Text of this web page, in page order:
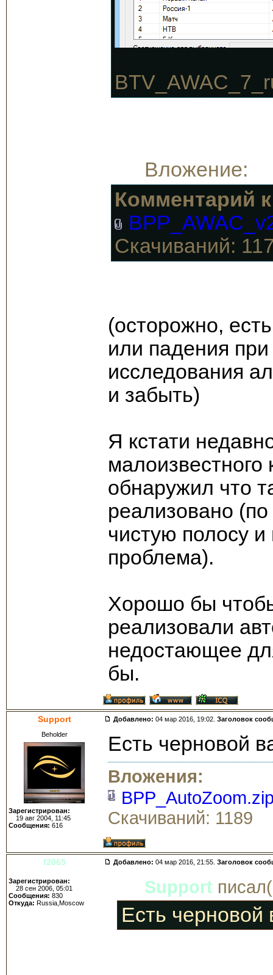
Вложение:
Комментарий
Скачиваний:
(осторожно,
или падения
исследования
и забыть)
Я кстати
обнаружил что
реализовано
чистую полосу и
проблема).
Хорошо бы
реализовали
недостающее
бы.
Support Добавлено: 04 мар 2016, 19:02. Заголовок
Beholder
Зарегистрирован:
19 авг 2004, 11:45
Сообщения: 616
Есть черновой
Вложения:
Скачиваний: 1189
f2065 Добавлено: 04 мар 2016, 21:55. Заголовок
Зарегистрирован:
28 сен 2006, 05:01
Сообщения: 830
Откуда: Russia,Moscow
Support
Есть черновой